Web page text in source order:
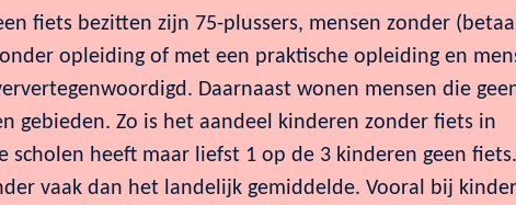
fiets bezitten zijn 75-plussers, mensen zonder
opleiding of met een praktische opleiding en
Daarnaast wonen mensen die
gebieden. Zo is het aandeel kinderen zonder fiets in
scholen heeft maar liefst 1 op de 3 kinderen geen fiets.
vaak dan het landelijk gemiddelde. Vooral bij